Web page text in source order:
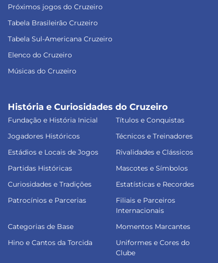
Próximos jogos do Cruzeiro
Tabela Brasileirão Cruzeiro
Tabela Sul-Americana Cruzeiro
Elenco do Cruzeiro
Músicas do Cruzeiro
História e Curiosidades do Cruzeiro
Fundação e História Inicial
Títulos e Conquistas
Jogadores Históricos
Técnicos e Treinadores
Estádios e Locais de Jogos
Rivalidades e Clássicos
Partidas Históricas
Mascotes e Símbolos
Curiosidades e Tradições
Estatísticas e Recordes
Patrocínios e Parcerias
Filiais e Parceiros
Internacionais
Categorias de Base
Momentos Marcantes
Hino e Cantos da Torcida
Uniformes e Cores do
Clube